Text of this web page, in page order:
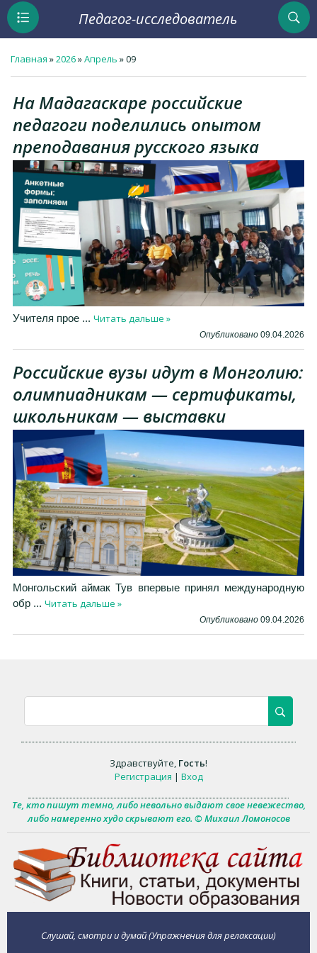
Педагог-исследователь
Главная »2026»Апрель »09
На Мадагаскаре российские
педагоги поделились опытом
преподавания русского языка
Учителя прое ... Читать дальше »
Опубликовано 09.04.2026
Российские вузы идут в Монголию:
олимпиадникам — сертификаты,
школьникам — выставки
Монгольский аймак Тув впервые принял международную
обр ... Читать дальше »
Опубликовано 09.04.2026
Здравствуйте, Гость!
Регистрация | Вход
Те, кто пишут темно, либо невольно выдают свое невежество,
либо намеренно худо скрывают его. © Михаил Ломоносов
Слушай, смотри и думай (Упражнения для релаксации)